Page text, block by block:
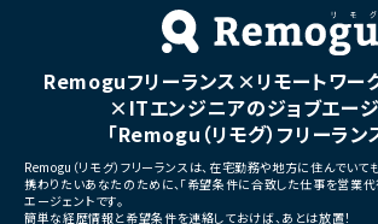
■そ
・代
ジシ
・
観拡
・キ
ーと
き
・音
展開
Remoguフリーランス×リモートワーク
×ITエンジニアのジョブエー
「Remogu（リモグ）フリーラン
Remogu（リモグ）フリーランスは、在宅勤務や地方に住んでい
携わりたいあなたのために、「希望条件に合致した仕事を営業代
エージェントです。
簡単な経歴情報と希望条件を連絡しておけば、あとは放置！